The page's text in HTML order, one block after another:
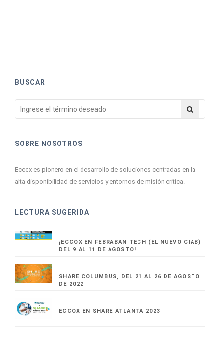
BUSCAR
SOBRE NOSOTROS
Eccox es pionero en el desarrollo de soluciones centradas en la
alta disponibilidad de servicios y entornos de misión crítica.
LECTURA SUGERIDA
¡ECCOX EN FEBRABAN TECH (EL NUEVO CIAB)
DEL 9 AL 11 DE AGOSTO!
SHARE COLUMBUS, DEL 21 AL 26 DE AGOSTO
DE 2022
ECCOX EN SHARE ATLANTA 2023